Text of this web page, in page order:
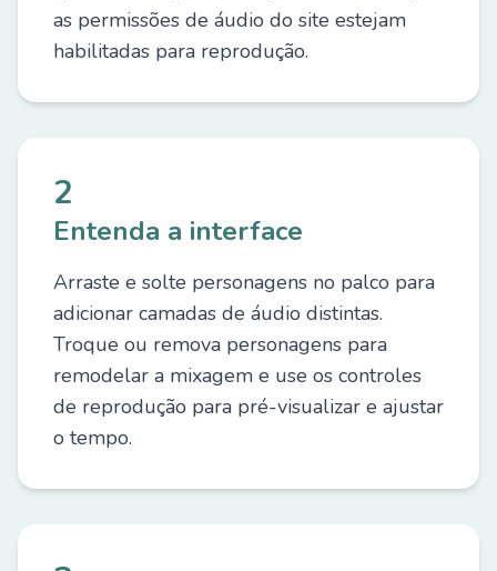
as permissões de áudio do site estejam
habilitadas para reprodução.
2
Entenda a interface
Arraste e solte personagens no palco para
adicionar camadas de áudio distintas.
Troque ou remova personagens para
remodelar a mixagem e use os controles
de reprodução para pré-visualizar e ajustar
o tempo.